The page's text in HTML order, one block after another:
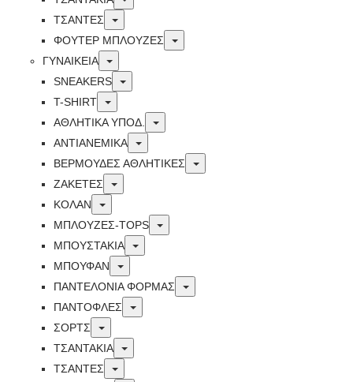
ΤΣΑΝΤΕΣ
Toggle
ΦΟΥΤΕΡ ΜΠΛΟΥΖΕΣ
Toggle
ΓΥΝΑΙΚΕΙΑ
Toggle
SNEAKERS
Toggle
T-SHIRT
Toggle
ΑΘΛΗΤΙΚΑ ΥΠΟΔ.
Toggle
ΑΝΤΙΑΝΕΜΙΚΑ
Toggle
ΒΕΡΜΟΥΔΕΣ ΑΘΛΗΤΙΚΕΣ
Toggle
ΖΑΚΕΤΕΣ
Toggle
ΚΟΛΑΝ
Toggle
ΜΠΛΟΥΖΕΣ-TOPS
Toggle
ΜΠΟΥΣΤΑΚΙΑ
Toggle
ΜΠΟΥΦΑΝ
Toggle
ΠΑΝΤΕΛΟΝΙΑ ΦΟΡΜΑΣ
Toggle
ΠΑΝΤΟΦΛΕΣ
Toggle
ΣΟΡΤΣ
Toggle
ΤΣΑΝΤΑΚΙΑ
Toggle
ΤΣΑΝΤΕΣ
Toggle